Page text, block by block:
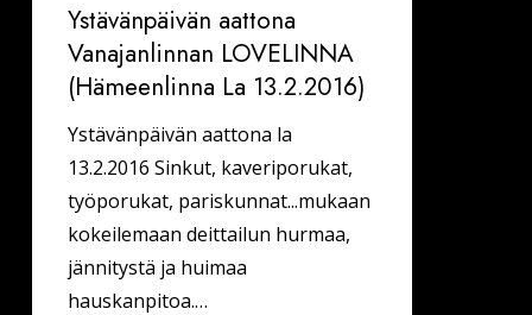
Ystävänpäivän aattona
Vanajanlinnan LOVELINNA
(Hämeenlinna La 13.2.2016)
Ystävänpäivän aattona la
13.2.2016 Sinkut, kaveriporukat,
työporukat, pariskunnat...mukaan
kokeilemaan deittailun hurmaa,
jännitystä ja huimaa
hauskanpitoa.…